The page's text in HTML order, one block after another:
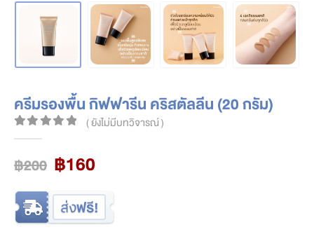
ครีมรองพื้น กิฟฟารีน คริสตัลลีน (20 กรัม)
0out of 5
( ยังไม่มีบทวิจารณ์ )
฿200 Original
price
was:
฿200.
฿160
is:
฿160.